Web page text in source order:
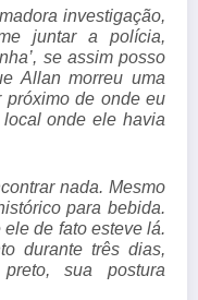
investigação,
juntar a polícia,
se assim posso
Allan morreu uma
próximo de onde eu
onde ele havia
nada. Mesmo
para bebida.
de fato esteve lá.
durante três dias,
sua postura